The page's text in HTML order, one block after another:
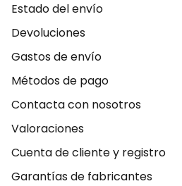
Estado del envío
Devoluciones
Gastos de envío
Métodos de pago
Contacta con nosotros
Valoraciones
Cuenta de cliente y registro
Garantías de fabricantes